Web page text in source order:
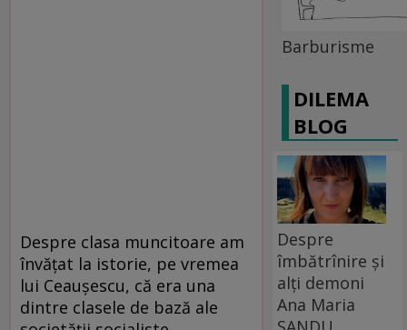
Despre clasa muncitoare am
învăţat la istorie, pe vremea
lui Ceauşescu, că era una
dintre clasele de bază ale
Barburisme
DILEMA
BLOG
Despre
îmbătrînire și
alți demoni
Ana Maria